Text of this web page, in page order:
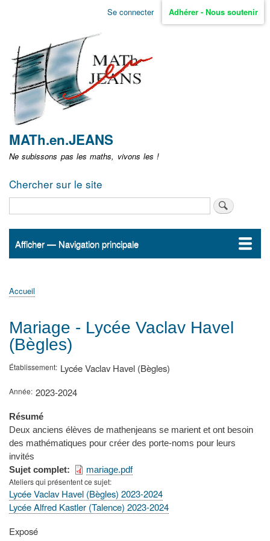
Aller
non
identifié
Se connecter Adhérer - Nous soutenir
MATh.en.JEANS
Ne subissons pas les maths, vivons les !
Chercher sur le site
Navigation
Afficher — Navigation principale
Accueil
ActualitésMATh.en.JEANS ?
Régions et Ateliers
Créer, gérer un atelier
Sujets/Publications
Congrès
d'Ariane
Accueil
Mariage - Lycée Vaclav Havel
(Bègles)
Établissement Lycée Vaclav Havel (Bègles)
Année 2023-2024
Résumé
Deux anciens élèves de mathenjeans se marient et ont besoin
des mathématiques pour créer des porte-noms pour leurs
invités
Sujet complet
mariage.pdf
Ateliers qui présentent ce sujet
Lycée Vaclav Havel (Bègles) 2023-2024
Lycée Alfred Kastler (Talence) 2023-2024
Type
Exposé